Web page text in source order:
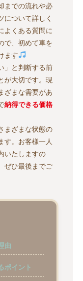
までの流れや必
について詳しく
よくある質問に
で、初めて車を
ます
」と判断する前
が大切です。現
ざまな需要があ
納得できる価格
まざまな状態の
す。お客様一人
いたしますの
ぜひ最後までご
由
ポイント